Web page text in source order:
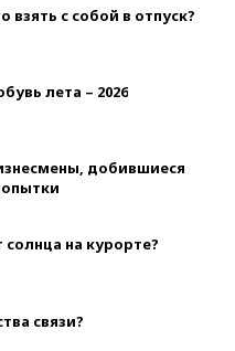
с собой в отпуск?
лета – 2026
добившиеся
на курорте?
связи?